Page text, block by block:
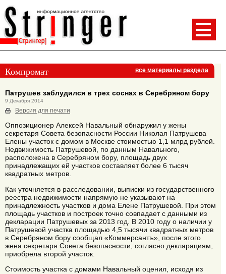
Компромат все материалы раздела
Патрушев заблудился в трех соснах в Серебряном бору
9 Декабря 2014
Версия для печати
Оппозиционер Алексей Навальный обнаружил у жены
секретаря Совета безопасности России Николая Патрушева
Елены участок с домом в Москве стоимостью 1,1 млрд рублей.
Недвижимость Патрушевой, по данным Навального,
расположена в Серебряном бору, площадь двух
принадлежащих ей участков составляет более 6 тысяч
квадратных метров.
Как уточняется в расследовании, выписки из государственного
реестра недвижимости напрямую не указывают на
принадлежность участков и дома Елене Патрушевой. При этом
площадь участков и построек точно совпадает с данными из
декларации Патрушевых за 2013 год. В 2010 году о наличии у
Патрушевой участка площадью 4,5 тысячи квадратных метров
в Серебряном бору сообщал «Коммерсантъ», после этого
жена секретаря Совета безопасности, согласно декларациям,
приобрела второй участок.
Стоимость участка с домами Навальный оценил, исходя из